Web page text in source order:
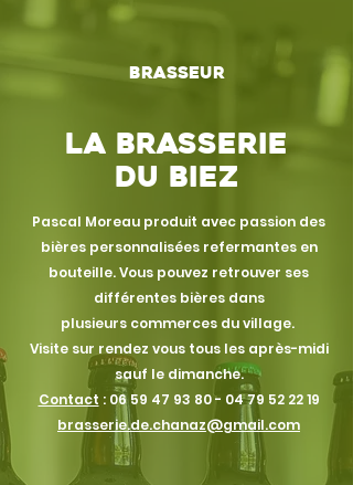
Brasseur
La brasserie
du biez
Pascal Moreau produit avec passion des
bières personnalisées refermantesen
bouteille. Vous pouvez retrouver ses
différentes bières dans
plusieurscommerces du village.
Visite sur rendez vous tous les après-midi
sauf le dimanche.
Contact : 06 59 47 93 80 - 04 79 5222 19
brasserie.de.chanaz@gmail.com